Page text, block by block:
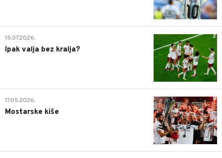
2
15.07.2026.
Ipak valja bez kralja?
0
17.05.2026.
Mostarske kiše